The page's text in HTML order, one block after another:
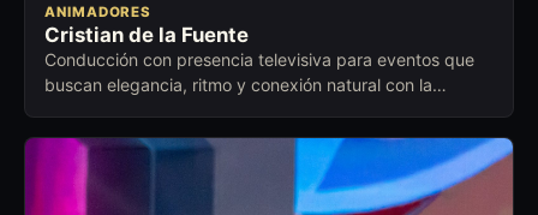
ANIMADORES
Cristian de la Fuente
Conducción con presencia televisiva para eventos que
buscan elegancia, ritmo y conexión natural con la